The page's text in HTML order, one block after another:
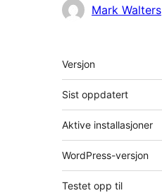
Mark Walters
Meta
Versjon
Sist oppdatert
Aktive installasjoner
WordPress-versjon
Testet opp til